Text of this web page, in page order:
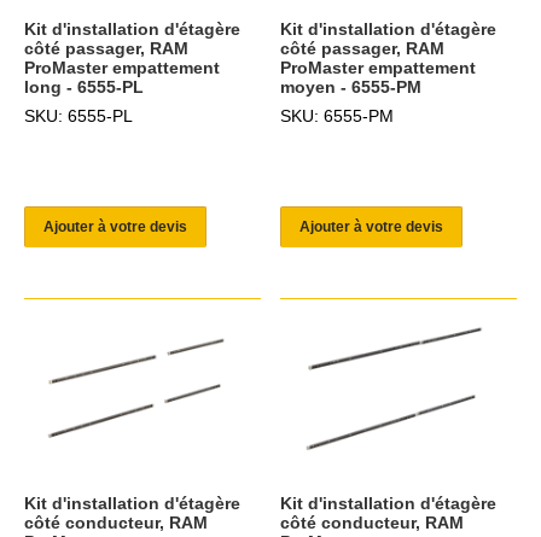
Kit d'installation d'étagère
côté passager, RAM
ProMaster empattement
long - 6555-PL
SKU: 6555-PL
Ajouter à votre devis
Kit d'installation d'étagère
côté passager, RAM
ProMaster empattement
moyen - 6555-PM
SKU: 6555-PM
Ajouter à votre devis
Kit d'installation d'étagère
côté conducteur, RAM
Kit d'installation d'étagère
côté conducteur, RAM